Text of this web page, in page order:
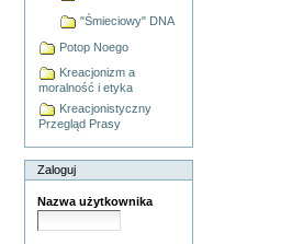
"Śmieciowy" DNA
Potop Noego
Kreacjonizm a
moralność i etyka
Kreacjonistyczny
Przegląd Prasy
Zaloguj
Nazwa użytkownika